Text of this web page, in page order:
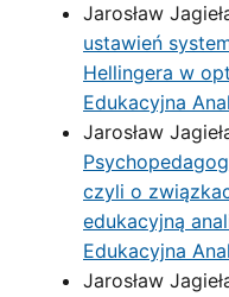
Jarosław
ustawień
Hellingera w
Edukacyjna
Jarosław
czyli o
edukacyjną
Edukacyjna
Jarosław